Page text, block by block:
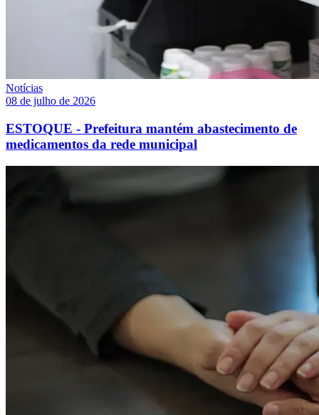
Notícias
08 de julho de 2026
ESTOQUE - Prefeitura mantém abastecimento de
medicamentos da rede municipal